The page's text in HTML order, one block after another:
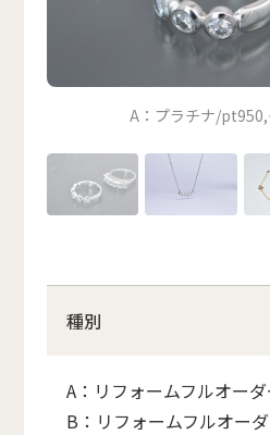
A：プラチナ/pt950,
種別
A：リフォームフルオー
B：リフォームフルオー